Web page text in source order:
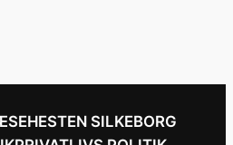
SILKEBORG